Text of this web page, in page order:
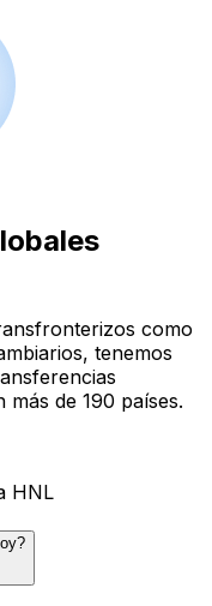
como
tenemos
más de 190 países.
HNL